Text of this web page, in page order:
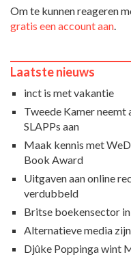
Om te kunnen reageren
gratis een account aan
Laatste nieuws
inct is met vakantie
Tweede Kamer
SLAPPs aan
Maak kennis met
Book Award
Uitgaven aan online
verdubbeld
Britse boekensector
Alternatieve media
Djûke Poppinga wint